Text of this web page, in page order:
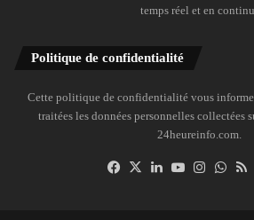
temps réel et en continu.
Politique de confidentialité
Cette politique de confidentialité vous
traitées les données personnelles collectées
24heureinfo.com.
Facebook
X LinkedinYouTube